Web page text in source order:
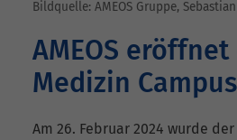
Bildquelle: AMEOS Gruppe,
AMEOS
Medizin Campus
Am 26. Februar 2024 wurde